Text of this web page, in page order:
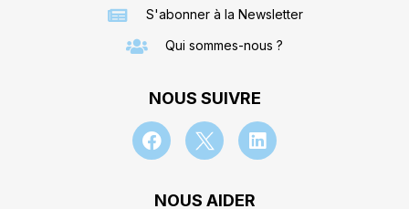
S'abonner à la Newsletter
Qui sommes-nous ?
NOUS SUIVRE
NOUS AIDER